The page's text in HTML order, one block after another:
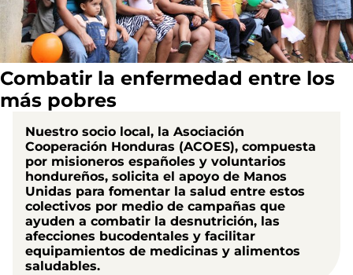
Combatir la enfermedad entre los
más pobres
Nuestro socio local, la Asociación
Cooperación Honduras (ACOES), compuesta
por misioneros españoles y voluntarios
hondureños, solicita el apoyo de Manos
Unidas para fomentar la salud entre estos
colectivos por medio de campañas que
ayuden a combatir la desnutrición, las
afecciones bucodentales y facilitar
equipamientos de medicinas y alimentos
saludables.